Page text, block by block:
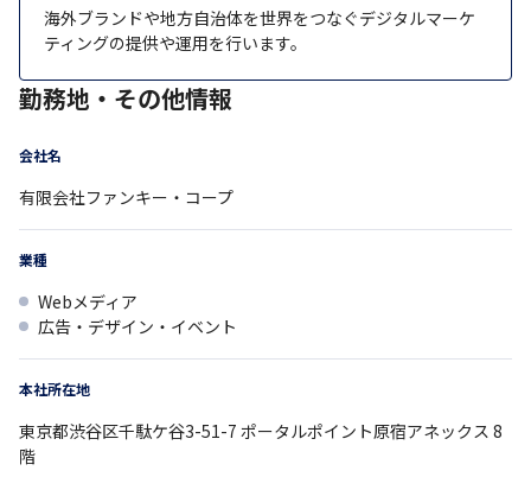
海外ブランドや地方自治体を世界をつなぐデジタルマーケ
ティングの提供や運用を行います。
勤務地・その他情報
会社名
有限会社ファンキー・コープ
業種
Webメディア
広告・デザイン・イベント
本社所在地
東京都渋谷区千駄ケ谷3-51-7 ポータルポイント原宿アネックス 8
階